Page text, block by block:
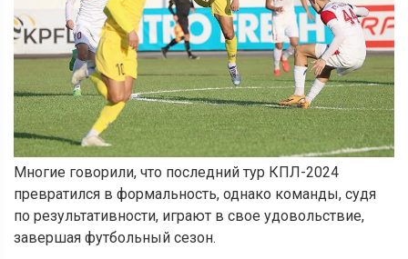
Многие говорили, что последний тур КПЛ-2024
превратился в формальность, однако команды, судя
по результативности, играют в свое удовольствие,
завершая футбольный сезон.